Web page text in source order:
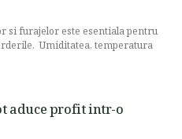
si furajelor este esentiala pentru
Umiditatea, temperatura
aduce profit intr-o